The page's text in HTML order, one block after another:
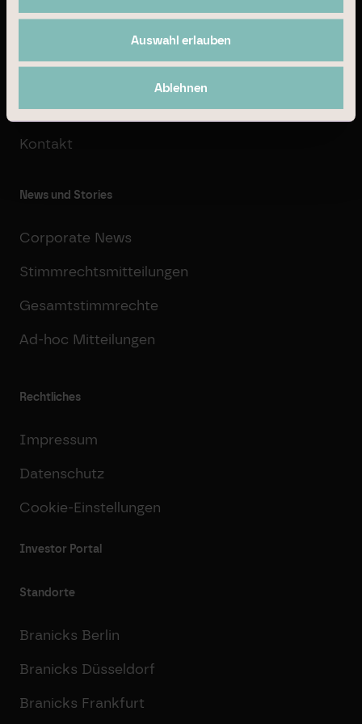
Auswahl erlauben
Ablehnen
Geschäftsmodell
Karriere
Kontakt
News und Stories
Corporate News
Stimmrechtsmitteilungen
Gesamtstimmrechte
Ad-hoc Mitteilungen
Rechtliches
Impressum
Datenschutz
Cookie-Einstellungen
Investor Portal
Standorte
Branicks Berlin
Branicks Düsseldorf
Branicks Frankfurt